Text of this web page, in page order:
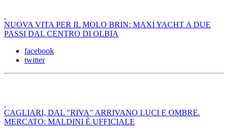
NUOVA VITA PER IL MOLO BRIN: MAXI YACHT A DUE
PASSI DAL CENTRO DI OLBIA
facebook
twitter
CAGLIARI, DAL "RIVA" ARRIVANO LUCI E OMBRE.
MERCATO: MALDINI È UFFICIALE